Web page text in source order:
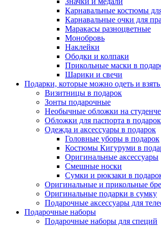
Карнавальные костюмы
Карнавальные очки для
Маракасы разноцветные
Монобровь
Наклейки
Ободки и колпаки
Прикольные маски в
Шарики и свечи
Подарки, которые можно одеть и взять
Визитницы в подарок
Зонты подарочные
Необычные обложки на
Обложки для паспорта в подарок
Одежда и аксессуары в подарок
Головные уборы в подарок
Костюмы Кигуруми в
Оригинальные аксессуары
Смешные носки
Сумки и рюкзаки в
Оригинальные и прикольные
Оригинальные подарки в сумку
Подарочные аксессуары для
Подарочные наборы
Подарочные наборы для специй